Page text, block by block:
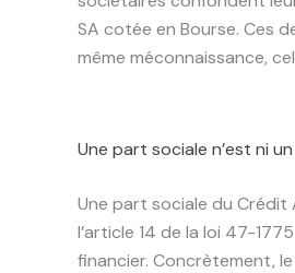
SA cotée en Bourse. Ces
même méconnaissance,
Une part sociale n’est ni
Une part sociale du
l’article 14 de la loi 47-
financier. Concrètement,